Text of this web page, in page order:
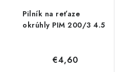
Pilník na reťaze
okrúhly PIM 200/3 4.5
€4,60